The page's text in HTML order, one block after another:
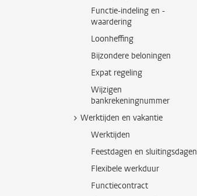
Functie-indeling en -
waardering
Loonheffing
Bijzondere beloningen
Expat regeling
Wijzigen
bankrekeningnummer
Werktijden en vakantie
Werktijden
Feestdagen en sluitingsdagen
Flexibele werkduur
Functiecontract